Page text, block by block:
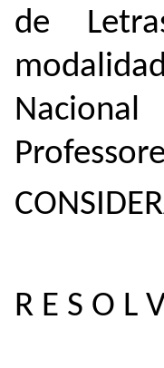
de
R E S O L